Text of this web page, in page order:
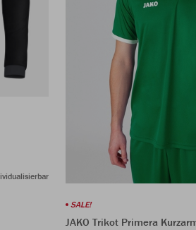
SALE!
JAKO Trikot Primera